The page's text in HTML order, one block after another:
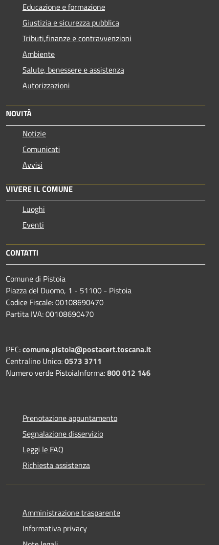
Educazione e formazione
Giustizia e sicurezza pubblica
Tributi,finanze e contravvenzioni
Ambiente
Salute, benessere e assistenza
Autorizzazioni
NOVITÀ
Notizie
Comunicati
Avvisi
VIVERE IL COMUNE
Luoghi
Eventi
CONTATTI
Comune di Pistoia
Piazza del Duomo, 1 - 51100 - Pistoia
Codice Fiscale: 00108690470
Partita IVA: 00108690470
PEC:comune.pistoia@postacert.toscana.it
Centralino Unico:0573 3711
Numero verde PistoiaInforma:800 012 146
Prenotazione appuntamento
Segnalazione disservizio
Leggi le FAQ
Richiesta assistenza
Amministrazione trasparente
Informativa privacy